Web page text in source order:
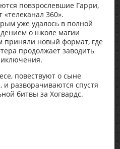
повзрослевшие Гарри,
360».
уже удалось в полной
о школе магии
приняли новый формат, где
продолжает заводить
повествуют о сыне
разворачиваются спустя
битвы за Хогвардс.